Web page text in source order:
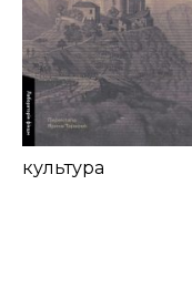
культура